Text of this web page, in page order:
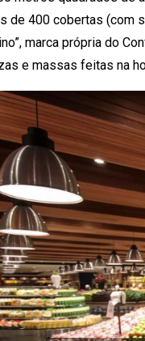
de 400 cobertas (com
marca própria do
e massas feitas na